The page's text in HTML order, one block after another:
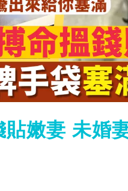
嫩妻 未婚